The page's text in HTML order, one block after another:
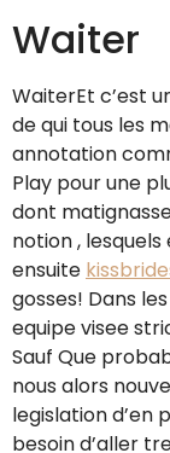
Waiter
WaiterEt c’est
de qui tous les
annotation
Play pour une
dont
notion ,
ensuite
gosses! Dans
equipe visee
Sauf Que
nous alors
legislation d’en
besoin d’aller